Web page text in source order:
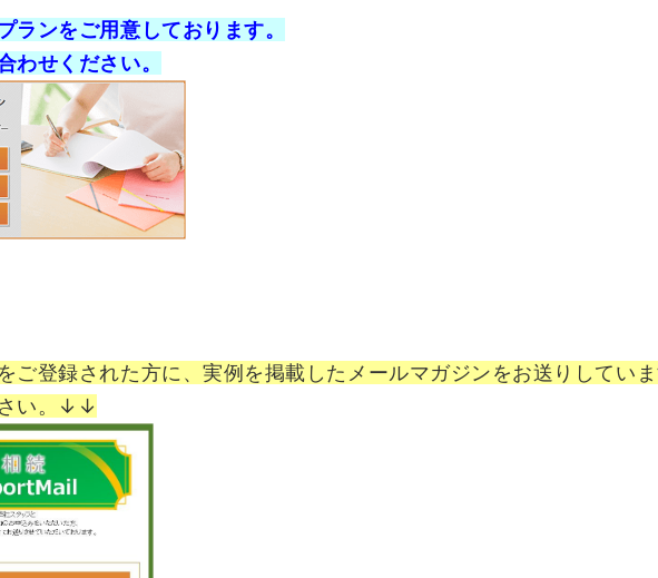
ランをご用意しております。
わせください。
ご登録された方に、実例を掲載したメールマガジンをお送りしてい
い。↓↓